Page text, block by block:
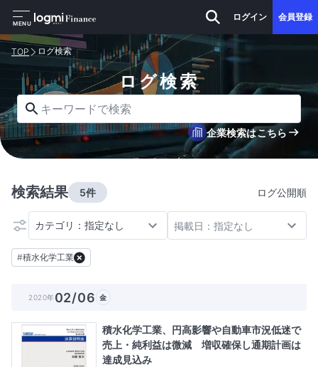
MENU
ログイン 会員登録
TOP ログ検索
ログ検索
企業検索はこちら
検索結果 5件 ログ公開順
カテゴリ：指定なし 掲載日：指定なし
#積水化学工業
2020年02/06 金
積水化学工業、円高影響や自動車市況低迷で
売上・純利益は微減 増収確保し通期計画は
達成見込み